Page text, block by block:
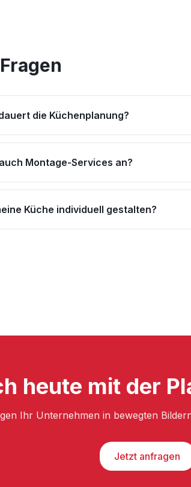
die Küchenplanung?
Montage-Services an?
Küche individuell gestalten?
heute mit der
Ihr Unternehmen in bewegten
Jetzt anfragen